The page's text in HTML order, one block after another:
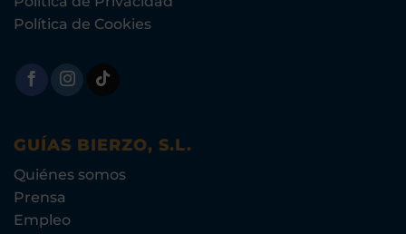
Política de Cookies
GUÍAS BIERZO, S.L.
Quiénes somos
Prensa
Empleo